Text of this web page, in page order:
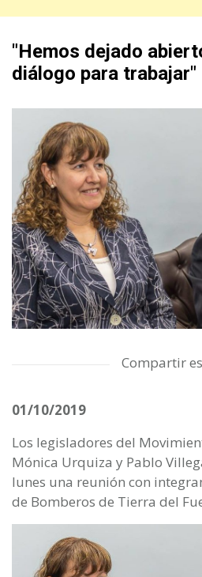
"Hemos dejado
diálogo para trabajar"
Compartir
01/10/2019
Los legisladores del
Mónica Urquiza y Pablo
lunes una reunión con
de Bomberos de Tierra del